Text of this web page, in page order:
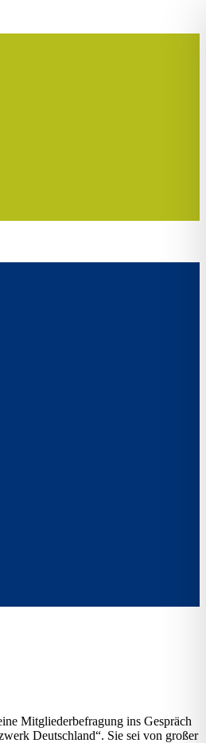
Mitgliederbefragung ins Gespräch
Deutschland“. Sie sei von großer